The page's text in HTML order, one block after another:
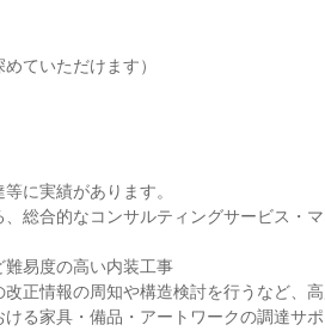
ていただけます）
に実績があります。
総合的なコンサルティングサービス・
難易度の高い内装工事
正情報の周知や構造検討を行うなど、
る家具・備品・アートワークの調達サポ